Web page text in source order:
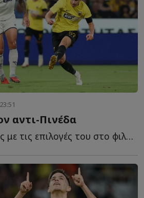
αντι-Πινέδα
Ο Μάρκο Νίκολιτς με τις επιλογές του στο φιλικό της Α...